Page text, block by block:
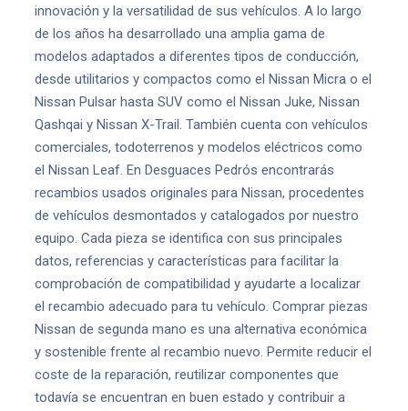
innovación y la versatilidad de sus vehículos. A lo largo
de los años ha desarrollado una amplia gama de
modelos adaptados a diferentes tipos de conducción,
desde utilitarios y compactos como el Nissan Micra o el
Nissan Pulsar hasta SUV como el Nissan Juke, Nissan
Qashqai y Nissan X-Trail. También cuenta con vehículos
comerciales, todoterrenos y modelos eléctricos como
el Nissan Leaf. En Desguaces Pedrós encontrarás
recambios usados originales para Nissan, procedentes
de vehículos desmontados y catalogados por nuestro
equipo. Cada pieza se identifica con sus principales
datos, referencias y características para facilitar la
comprobación de compatibilidad y ayudarte a localizar
el recambio adecuado para tu vehículo. Comprar piezas
Nissan de segunda mano es una alternativa económica
y sostenible frente al recambio nuevo. Permite reducir el
coste de la reparación, reutilizar componentes que
todavía se encuentran en buen estado y contribuir a